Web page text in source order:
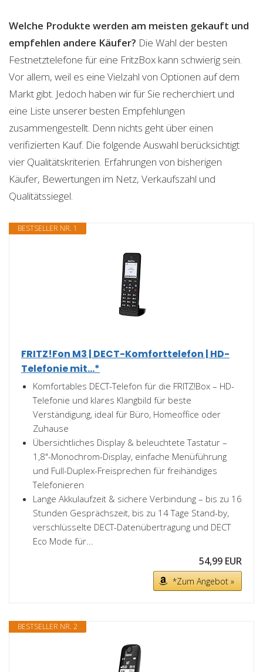
Welche Produkte werden am meisten gekauft und
empfehlen andere Käufer? Die Wahl der besten
Festnetztelefone für eine FritzBox kann schwierig sein.
Vor allem, weil es eine Vielzahl von Optionen auf dem
Markt gibt. Jedoch haben wir für Sie recherchiert und
eine Liste unserer besten Empfehlungen
zusammengestellt. Denn nichts geht über einen
verifizierten Kauf. Die folgende Auswahl berücksichtigt
vier Qualitätskriterien. Erfahrungen von bisherigen
Käufer, Bewertungen im Netz, Verkaufszahl und
Qualitätssiegel.
BESTSELLER NR. 1
FRITZ!Fon M3 | DECT-Komforttelefon | HD-
Telefonie mit...*
Komfortables DECT-Telefon für die FRITZ!Box – HD-
Telefonie und klares Klangbild für beste
Verständigung, ideal für Büro, Homeoffice oder
Zuhause
Übersichtliches Display & beleuchtete Tastatur –
1,8"-Monochrom-Display, einfache Menüführung
und Full-Duplex-Freisprechen für freihändiges
Telefonieren
Lange Akkulaufzeit & sichere Verbindung – bis zu 16
Stunden Gesprächszeit, bis zu 14 Tage Stand-by,
verschlüsselte DECT-Datenübertragung und DECT
Eco Mode für...
54,99 EUR
*Zum Angebot »
BESTSELLER NR. 2